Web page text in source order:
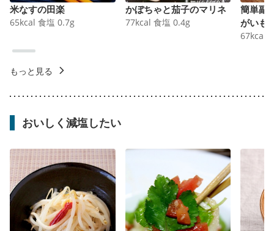
米なすの田楽
65kcal 食塩 0.7g
かぼちゃと茄子のマリネ
77kcal 食塩 0.4g
簡単副
がいも
67kcal
もっと見る
おいしく減塩したい